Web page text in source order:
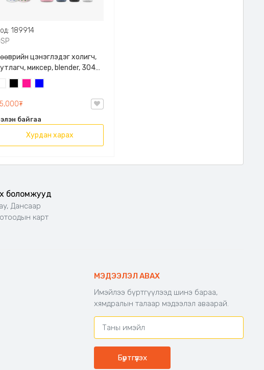
189914
цэнэглэдэг холигч,
миксер, blender, 304
ган иртэй, 400 мл
багтаамжтай, 4 өнгийн
, DSP, KJ2206
байгаа
Хурдан харах
боломжууд
Дансаар
карт
МЭДЭЭЛЭЛ АВАХ
Имэйлээ бүртгүүлээд шинэ бараа,
хямдралын талаар мэдээлэл аваарай.
Бүртгүүлэх